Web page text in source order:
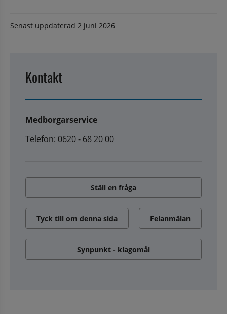
Senast uppdaterad 2 juni 2026
Kontakt
Medborgarservice
Telefon: 0620 - 68 20 00
Ställ en fråga
Tyck till om denna sida Felanmälan
Synpunkt - klagomål